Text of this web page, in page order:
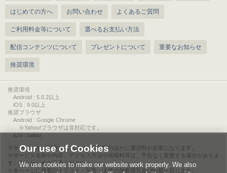
はじめての方へ お問い合わせ よくあるご質問
ご利用料金等について 選べるお支払い方法
配信コンテンツについて プレゼントについて 重要なお知らせ
推奨環境
推奨環境
Android : 5.0.2以上
iOS : 9.0以上
推奨ブラウザ
Android : Google Chrome
※Yahoo!ブラウザは非対応です。
iOS : Safari
サービスをご利用されるには、情報料のほかに通信料が必要になります。
サービス名称や内容、アクセス方法や情報料等は、予告なく変更する場合がありま
す。あらかじめご了承ください。
本ページに掲載のイラスト・写真・文章の無断複写及び転載を禁じます。
Our use of Cookies
We use cookies to make our website work properly. We also